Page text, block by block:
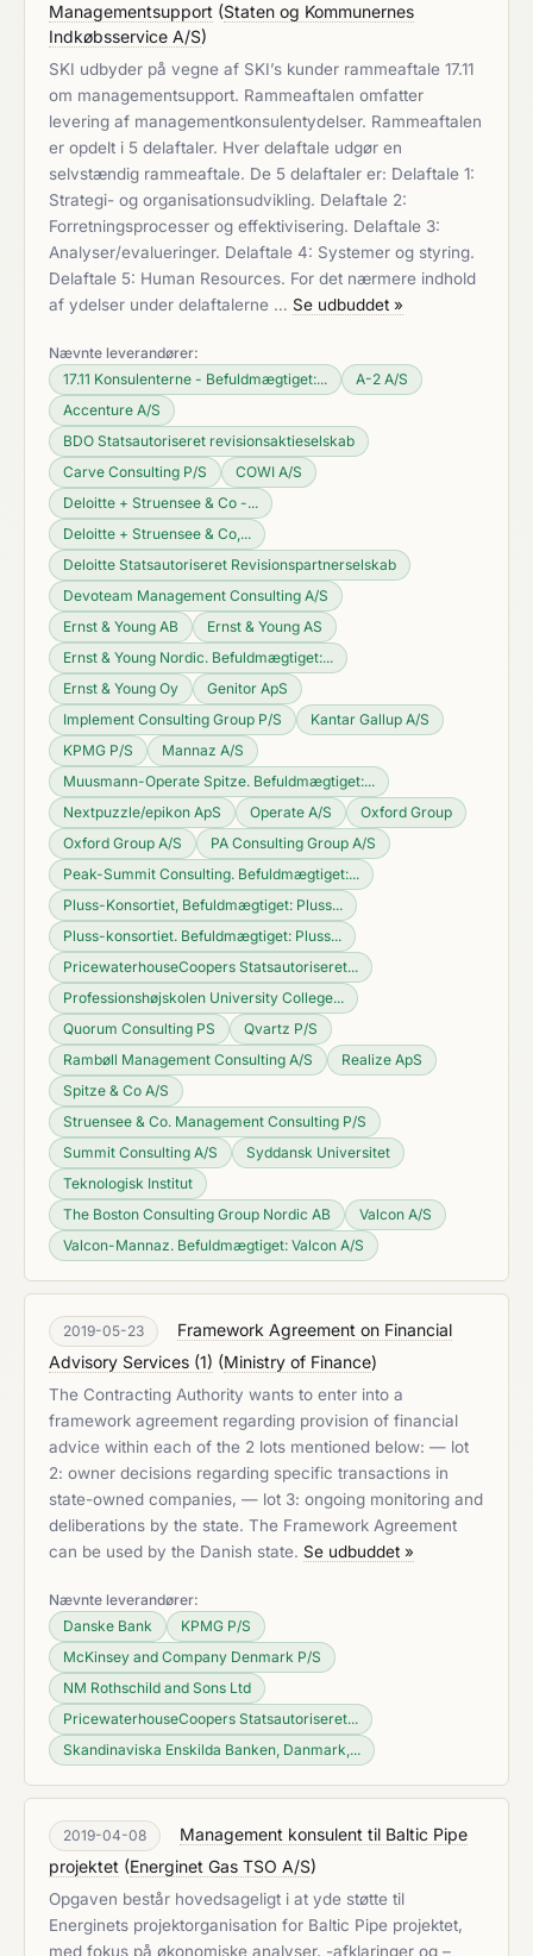
Managementsupport (Staten og Kommunernes
Indkøbsservice A/S)
SKI udbyder på vegne af SKI’s kunder rammeaftale 17.11
om managementsupport. Rammeaftalen omfatter
levering af managementkonsulentydelser. Rammeaftalen
er opdelt i 5 delaftaler. Hver delaftale udgør en
selvstændig rammeaftale. De 5 delaftaler er: Delaftale 1:
Strategi- og organisationsudvikling. Delaftale 2:
Forretningsprocesser og effektivisering. Delaftale 3:
Analyser/evalueringer. Delaftale 4: Systemer og styring.
Delaftale 5: Human Resources. For det nærmere indhold
af ydelser under delaftalerne … Se udbuddet »
Nævnte leverandører:
17.11 Konsulenterne - Befuldmægtiget:...
A-2 A/S
Accenture A/S
BDO Statsautoriseret revisionsaktieselskab
Carve Consulting P/S
COWI A/S
Deloitte + Struensee & Co -...
Deloitte + Struensee & Co,...
Deloitte Statsautoriseret Revisionspartnerselskab
Devoteam Management Consulting A/S
Ernst & Young AB
Ernst & Young AS
Ernst & Young Nordic. Befuldmægtiget:...
Ernst & Young Oy
Genitor ApS
Implement Consulting Group P/S
Kantar Gallup A/S
KPMG P/S
Mannaz A/S
Muusmann-Operate Spitze. Befuldmægtiget:...
Nextpuzzle/epikon ApS
Operate A/S
Oxford Group
Oxford Group A/S
PA Consulting Group A/S
Peak-Summit Consulting. Befuldmægtiget:...
Pluss-Konsortiet, Befuldmægtiget: Pluss...
Pluss-konsortiet. Befuldmægtiget: Pluss...
PricewaterhouseCoopers Statsautoriseret...
Professionshøjskolen University College...
Quorum Consulting PS
Qvartz P/S
Rambøll Management Consulting A/S
Realize ApS
Spitze & Co A/S
Struensee & Co. Management Consulting P/S
Summit Consulting A/S
Syddansk Universitet
Teknologisk Institut
The Boston Consulting Group Nordic AB
Valcon A/S
Valcon-Mannaz. Befuldmægtiget: Valcon A/S
2019-05-23
Framework Agreement on Financial
Advisory Services (1) (Ministry of Finance)
The Contracting Authority wants to enter into a
framework agreement regarding provision of financial
advice within each of the 2 lots mentioned below: — lot
2: owner decisions regarding specific transactions in
state-owned companies, — lot 3: ongoing monitoring and
deliberations by the state. The Framework Agreement
can be used by the Danish state. Se udbuddet »
Nævnte leverandører:
Danske Bank
KPMG P/S
McKinsey and Company Denmark P/S
NM Rothschild and Sons Ltd
PricewaterhouseCoopers Statsautoriseret...
Skandinaviska Enskilda Banken, Danmark,...
2019-04-08
Management konsulent til Baltic Pipe
projektet (Energinet Gas TSO A/S)
Opgaven består hovedsageligt i at yde støtte til
Energinets projektorganisation for Baltic Pipe projektet,
med fokus på økonomiske analyser, -afklaringer og –